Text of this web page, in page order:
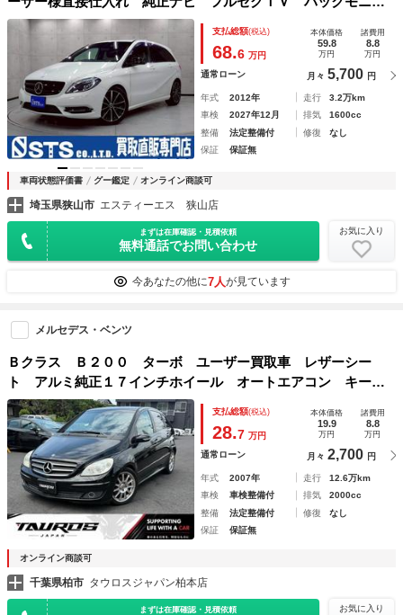
ー ＨＩＤヘッドライト 純正１８インチＡＷ レザーシー
ト メモリ付パワーシート シートヒーター クルコン ドラ
レコ リモコンキー ＥＴＣ車載器
支払総額(税込)
68.6 万円
本体価格
59.8
万円
諸費用
8.8
万円
通常ローン 月々 5,700 円
年式 2012年 走行
3.2万km
車検
2027年12月 排気
1600cc
整備
法定整備付 修復
なし
保証
保証無
車両状態評価書 グー鑑定 オンライン商談可
埼玉県狭山市 エスティーエス 狭山店
まずは在庫確認・見積依頼
無料通話でお問い合わせ
お気に入り
今あなたの他に7人が見ています
メルセデス・ベンツ
Ｂクラス Ｂ２００ ターボ ユーザー買取車 レザーシー
ト アルミ純正１７インチホイール オートエアコン キーレ
ススマートキー パワーステアリング パワーウィンドウ
支払総額(税込)
28.7 万円
本体価格
19.9
万円
諸費用
8.8
万円
通常ローン 月々 2,700 円
年式 2007年 走行
12.6万km
車検
車検整備付 排気
2000cc
整備
法定整備付 修復
なし
保証
保証無
オンライン商談可
千葉県柏市 タウロスジャパン柏本店
まずは在庫確認・見積依頼 お気に入り